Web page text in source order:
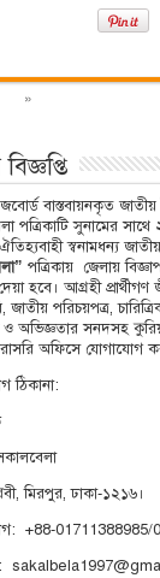
»
বাস্তবায়নকৃত জাতীয়
পত্রিকাটি সুনামের
স্বনামধন্য জাতীয়
পত্রিকায় জেলায়
হবে। আগ্রহী প্রার্থীগণ
জাতীয় পরিচয়পত্র,
ও অভিজ্ঞতার সনদসহ
অফিসে যোগাযোগ
ঠিকানা:
মিরপুর, ঢাকা-১২১৬।
+88-01711388985/